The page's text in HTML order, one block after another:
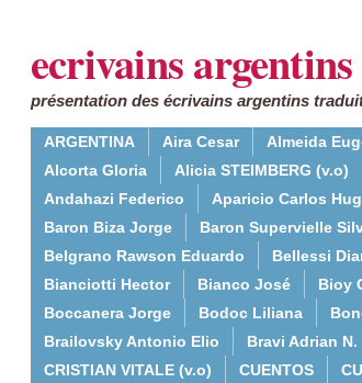
ecrivains argentins
présentation des écrivains argentins
ARGENTINA Aira Cesar Almeida
Alcorta Gloria
Alicia STEIMBERG (v.o)
Andahazi Federico
Aparicio Carlos
Baron Biza Jorge
Baron Supervielle
Belgrano Rawson Eduardo
Bellessi
Bianciotti Hector
Bianco José Bioy
Boccanera Jorge
Bodoc Liliana
Brailovsky Antonio Elio
Bravi Adrian N.
CRISTIAN VITALE (v.o)
CUENTOS